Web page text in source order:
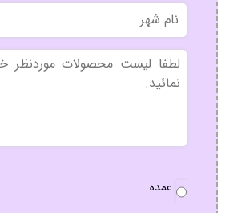
نام
شهر
بدون
عنوان
سفارش
عمده